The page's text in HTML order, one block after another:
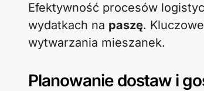
Efektywność procesów
wydatkach na paszę.
wytwarzania mieszanek.
Planowanie dostaw i